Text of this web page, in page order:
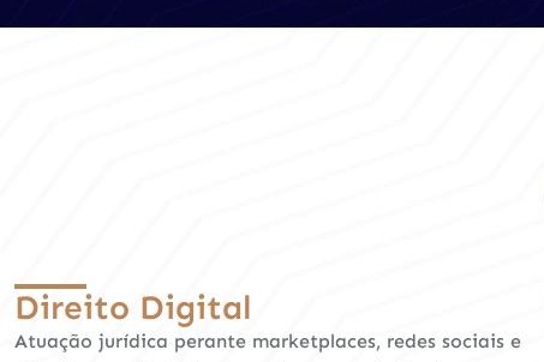
Direito Digital
Atuação jurídica perante marketplaces, redes sociais e